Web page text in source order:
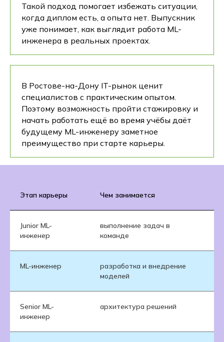
Такой подход помогает избежать ситуации,
когда диплом есть, а опыта нет. Выпускник
уже понимает, как выглядит работа ML-
инженера в реальных проектах.
В Ростове-на-Дону IT-рынок ценит
специалистов с практическим опытом.
Поэтому возможность пройти стажировку и
начать работать ещё во время учёбы даёт
будущему ML-инженеру заметное
преимущество при старте карьеры.
Этап карьеры Чем занимается
Junior ML-
инженер
выполнение задач в
команде
ML-инженер
разработка и внедрение
моделей
Senior ML-
инженер
архитектура решений